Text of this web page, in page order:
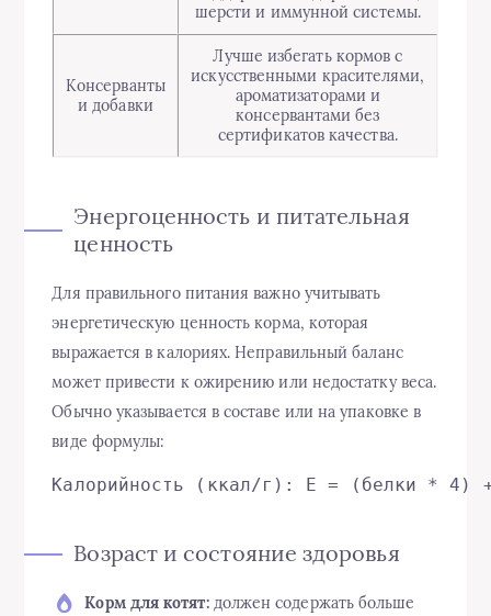
шерсти и иммунной системы.
Консерванты
и добавки
Лучше избегать кормов с
искусственными красителями,
ароматизаторами и
консервантами без
сертификатов качества.
Энергоценность и питательная
ценность
Для правильного питания важно учитывать
энергетическую ценность корма, которая
выражается в калориях. Неправильный баланс
может привести к ожирению или недостатку веса.
Обычно указывается в составе или на упаковке в
виде формулы:
Калорийность (ккал/г): E = (белки *
Возраст и состояние здоровья
Корм для котят:должен содержать больше